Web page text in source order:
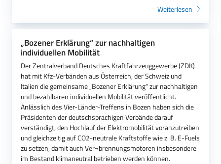
Weiterlesen
„Bozener Erklärung“ zur nachhaltigen
individuellen Mobilität
Der Zentralverband Deutsches Kraftfahrzeuggewerbe (ZDK)
hat mit Kfz-Verbänden aus Österreich, der Schweiz und
Italien die gemeinsame „Bozener Erklärung“ zur nachhaltigen
und bezahlbaren individuellen Mobilität veröffentlicht.
Anlässlich des Vier-Länder-Treffens in Bozen haben sich die
Präsidenten der deutschsprachigen Verbände darauf
verständigt, den Hochlauf der Elektromobilität voranzutreiben
und gleichzeitig auf CO2-neutrale Kraftstoffe wie z. B. E-Fuels
zu setzen, damit auch Ver¬brennungsmotoren insbesondere
im Bestand klimaneutral betrieben werden können.